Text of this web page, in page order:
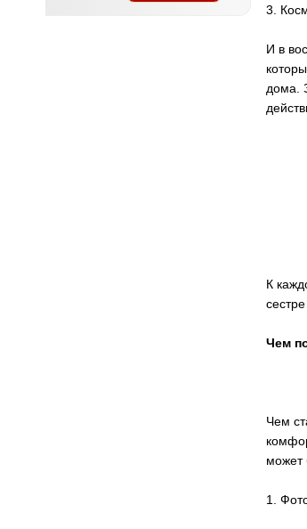
3.
И в
дома.
К
Чем
Чем
может
1.